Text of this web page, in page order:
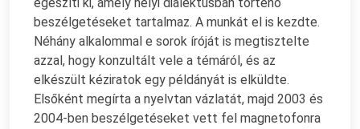
beszélgetéseket tartalmaz. A munkát el is kezdte.
Néhány alkalommal e sorok íróját is megtisztelte
azzal, hogy konzultált vele a témáról, és az
elkészült kéziratok egy példányát is elküldte.
Elsőként megírta a nyelvtan vázlatát, majd 2003 és
2004-ben beszélgetéseket vett fel magnetofonra